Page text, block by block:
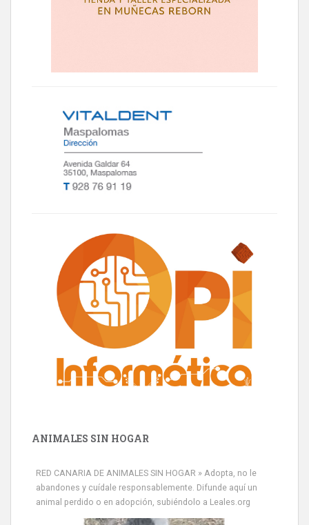
ANIMALES SIN HOGAR
RED CANARIA DE ANIMALES SIN HOGAR » Adopta, no le
abandones y cuídale responsablemente. Difunde aquí un
animal perdido o en adopción, subiéndolo a Leales.org